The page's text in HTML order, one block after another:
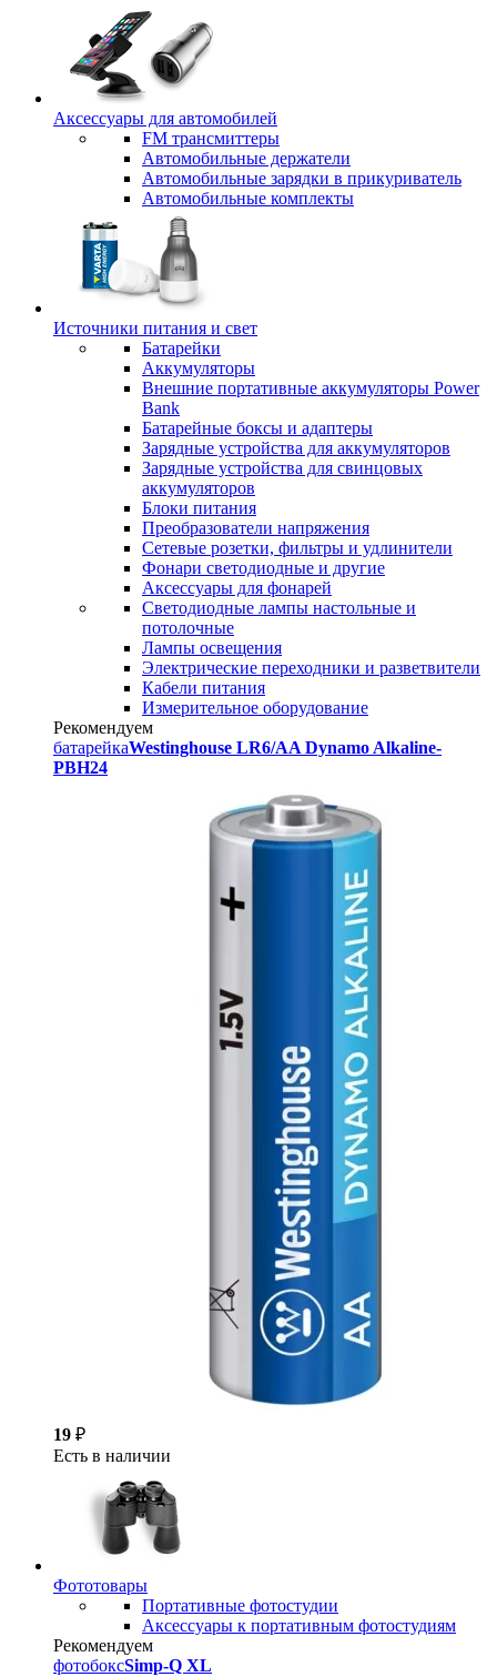
Аксессуары для автомобилей
FM трансмиттеры
Автомобильные держатели
Автомобильные зарядки в прикуриватель
Автомобильные комплекты
Источники питания и свет
Батарейки
Аккумуляторы
Внешние портативные аккумуляторы Power
Bank
Батарейные боксы и адаптеры
Зарядные устройства для аккумуляторов
Зарядные устройства для свинцовых
аккумуляторов
Блоки питания
Преобразователи напряжения
Сетевые розетки, фильтры и удлинители
Фонари светодиодные и другие
Аксессуары для фонарей
Светодиодные лампы настольные и
потолочные
Лампы освещения
Электрические переходники и разветвители
Кабели питания
Измерительное оборудование
Рекомендуем
батарейкаWestinghouse LR6/AA Dynamo Alkaline-
PBH24
19 ₽
Есть в наличии
Фототовары
Портативные фотостудии
Аксессуары к портативным фотостудиям
Рекомендуем
фотобоксSimp-Q XL